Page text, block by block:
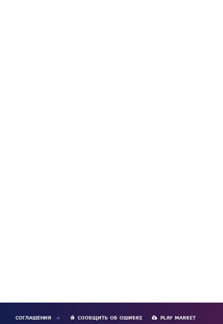
СОГЛАШЕНИЯ СООБЩИТЬ ОБ ОШИБКЕ PLAY MARKET